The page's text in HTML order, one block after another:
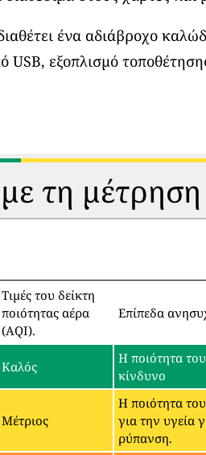
ένα αδιάβροχο
USB, εξοπλισμό
τη
Τιμές του δείκτη
ποιότητας αέρα
(AQI).
Επίπεδα
Καλός
Η ποιότητα
κίνδυνο
Μέτριος
Η ποιότητα
για την υγεία
ρύπανση.